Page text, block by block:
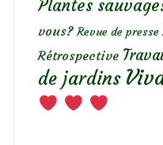
Plantes
vous? Revue de presse
Rétrospective
de jardins